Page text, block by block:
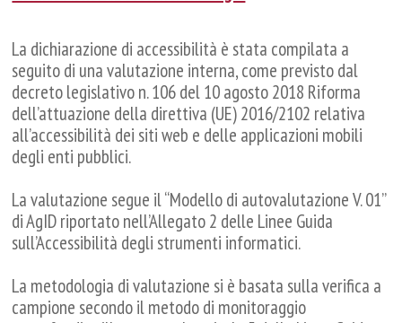
La dichiarazione di accessibilità è stata compilata a
seguito di una valutazione interna, come previsto dal
decreto legislativo n. 106 del 10 agosto 2018 Riforma
dell’attuazione della direttiva (UE) 2016/2102 relativa
all’accessibilità dei siti web e delle applicazioni mobili
degli enti pubblici.
La valutazione segue il “Modello di autovalutazione V. 01”
di AgID riportato nell’Allegato 2 delle Linee Guida
sull’Accessibilità degli strumenti informatici.
La metodologia di valutazione si è basata sulla verifica a
campione secondo il metodo di monitoraggio